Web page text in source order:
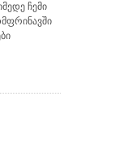
ჩემი